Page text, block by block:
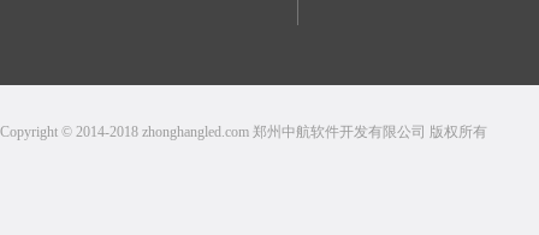
Copyright © 2014-2018 zhonghangled.com 郑州中航软件开发有限公司 版权所有